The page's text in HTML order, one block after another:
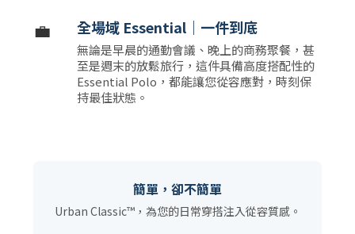
💼 全場域 Essential｜一件到底
無論是早晨的通勤會議、晚上的商務聚餐，甚
至是週末的放鬆旅行，這件具備高度搭配性的
Essential Polo，都能讓您從容應對，時刻保
持最佳狀態。
簡單，卻不簡單
Urban Classic™，為您的日常穿搭注入從容質感。